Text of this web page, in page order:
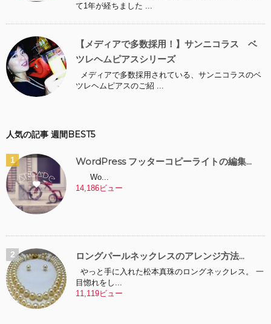
て1年が経ちました ...
【メディアで多数採用！】サンニコラス ベ
ツレヘムピアスシリーズ
メディアで多数採用されている、サンニコラスのベ
ツレヘムピアスのご紹 ...
人気の記事 週間BEST5
WordPress フッターコピーライトの編集...
Wo...
14,186ビュー
ロングパールネックレスのアレンジ方法...
やっと手に入れた松本真珠のロングネックレス。 一
目惚れをし...
11,119ビュー